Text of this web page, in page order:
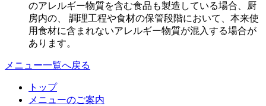
のアレルギー物質を含む食品も製造している場合、厨
房内の、 調理工程や食材の保管段階において、本来使
用食材に含まれないアレルギー物質が混入する場合が
あります。
メニュー一覧へ戻る
トップ
メニューのご案内